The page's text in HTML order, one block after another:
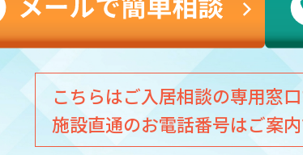
こちらはご入居相談の専用窓
施設直通のお電話番号はご案